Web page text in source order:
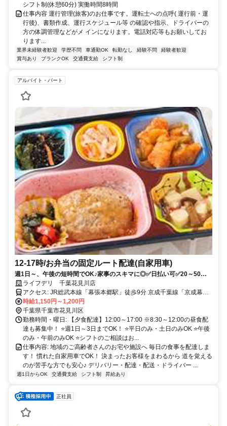
シフト制(休憩60分) 実働時間8時間
仕事内容 運行管理(旅客)のお仕事です。運転士への点呼( 運行前・運
行後)、書類作成、運行スケジュール等 の確認や指示、ドライバーの
方の体調管理などがメ インになります。電話対応等もお願いしてお
ります...
業界未経験者歓迎 学歴不問 車通勤OK 転勤なし 経験不問
経験者歓迎
賞与あり
ブランクOK 交通費支給 シフト制
アルバイト・パート
12-17時/お弁当の固定ルート配達(自家用車)
週1日～、午後の短時間でOK♪家事のスキマに◎✅日払い可✅20～50代
活躍中✅慣れた自家用車で決まったお客様へ✅未経験歓迎✅履歴書不要
ライフデリ 千葉花見川店
アクセス: JR総武本線「幕張本郷駅」徒歩9分 京成千葉線「京成幕張
本郷駅」徒歩9分 京成本線「京成大久保駅」徒歩18分 ⭐車･バイク･自
転車通勤可
時給1,150円～1,200円
千葉県千葉市花見川区
勤務時間・曜日: 【夕食配達】12:00～17:00 ※8:30～12:00の昼食配
達も募集中！ ⭐週1日～3日までOK！ ⭐平日のみ・土日のみOK ⭐午後
のみ・午前のみOK ⭐シフトのご相談はお...
仕事内容: 地域のご高齢者さんのお宅や施設へ 毎日の食事を配達しま
す！ 慣れた自家用車でOK！ 決まったお客様をまわるから 道を覚える
のが苦手な方でも安心♪ デリバリー・配達・配送・ドライバー ...
週1日からOK 交通費支給 シフト制 昇給あり
正社員